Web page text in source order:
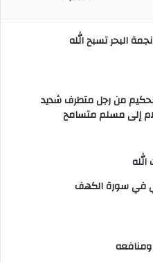
البحر تسبح الله
من رجل متطرف شديد
إلى مسلم متسامح
في سورة الكهف
ومنافعه